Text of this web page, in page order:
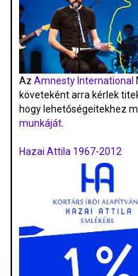
Az Amnesty International
követeként arra kérlek
hogy lehetőségeitekhez
munkáját.
Hazai Attila 1967-2012